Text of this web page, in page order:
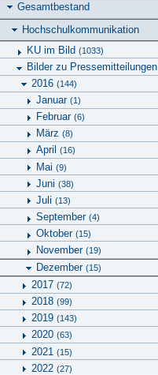
Gesamtbestand
Hochschulkommunikation
KU im Bild (1033)
Bilder zu Pressemitteilungen
2016 (144)
Januar (1)
Februar (6)
März (8)
April (16)
Mai (9)
Juni (38)
Juli (13)
September (4)
Oktober (15)
November (19)
Dezember (15)
2017 (72)
2018 (99)
2019 (143)
2020 (63)
2021 (15)
2022 (27)